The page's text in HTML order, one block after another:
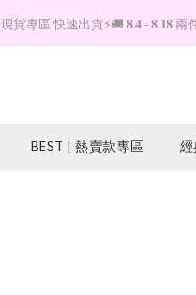
現貨專區 快速出貨⚡️🚚 𝟖.𝟒 - 𝟖.𝟏𝟖 兩
BEST | 熱賣款專區